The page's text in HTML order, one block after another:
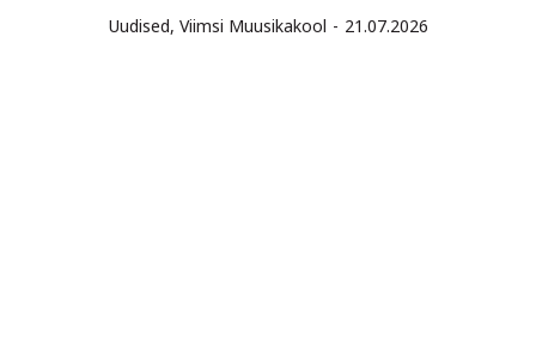
Uudised, Viimsi Muusikakool 21.07.2026